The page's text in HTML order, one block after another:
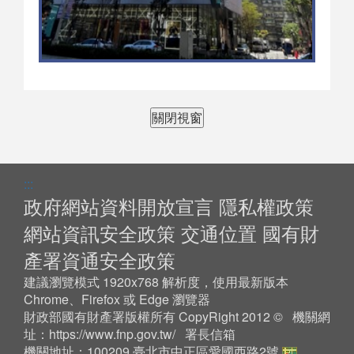
關閉視窗
:::
政府網站資料開放宣言 隱私權政策
網站資訊安全政策 交通位置 國有財
產署資通安全政策
建議瀏覽模式 1920x768 解析度，使用最新版本
Chrome、Firefox 或 Edge 瀏覽器
財政部國有財產署版權所有 CopyRight 2012 © 機關網
址： https://www.fnp.gov.tw/ 署長信箱